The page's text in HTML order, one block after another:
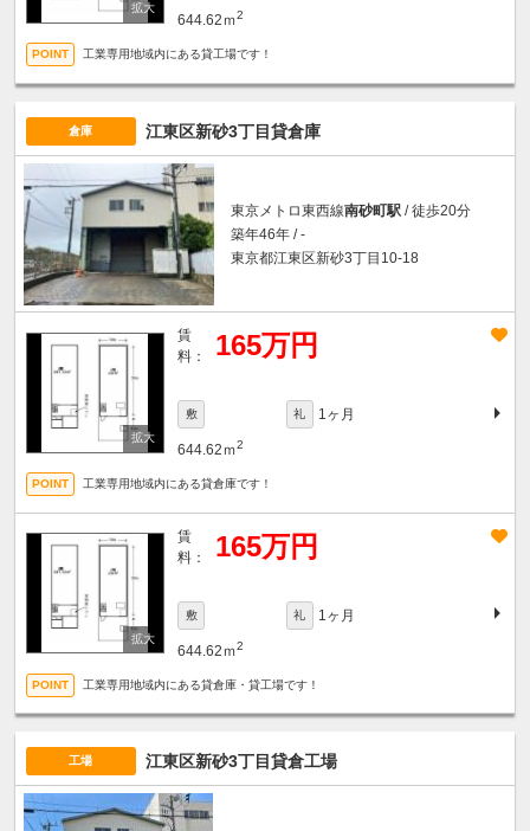
644.62ｍ2
工業専用地域内にある貸工場です！
倉庫 江東区新砂3丁目貸倉庫
東京メトロ東西線南砂町駅 / 徒歩20分
築年46年 / -
東京都江東区新砂3丁目10-18
賃
料：
165万円
敷 礼 1ヶ月
644.62ｍ2
工業専用地域内にある貸倉庫です！
賃
料：
165万円
敷 礼 1ヶ月
644.62ｍ2
工業専用地域内にある貸倉庫・貸工場です！
工場 江東区新砂3丁目貸倉工場